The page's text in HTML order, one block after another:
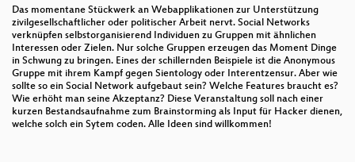
Das momentane Stückwerk an Webapplikationen zur Unterstützung
zivilgesellschaftlicher oder politischer Arbeit nervt. Social Networks
verknüpfen selbstorganisierend Individuen zu Gruppen mit ähnlichen
Interessen oder Zielen. Nur solche Gruppen erzeugen das Moment Dinge
in Schwung zu bringen. Eines der schillernden Beispiele ist die Anonymous
Gruppe mit ihrem Kampf gegen Sientology oder Interentzensur. Aber wie
sollte so ein Social Network aufgebaut sein? Welche Features braucht es?
Wie erhöht man seine Akzeptanz? Diese Veranstaltung soll nach einer
kurzen Bestandsaufnahme zum Brainstorming als Input für Hacker dienen,
welche solch ein Sytem coden. Alle Ideen sind willkommen!